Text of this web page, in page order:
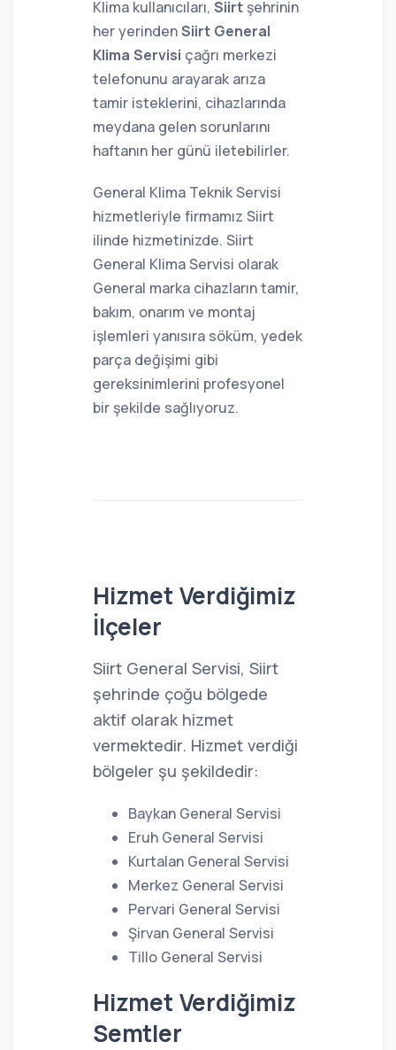
Klima kullanıcıları, Siirt şehrinin
her yerindenSiirt General
Klima Servisi çağrı merkezi
telefonunu arayarak arıza
tamir isteklerini, cihazlarında
meydana gelen sorunlarını
haftanın her günü iletebilirler.
General Klima Teknik Servisi
hizmetleriyle firmamız Siirt
ilinde hizmetinizde. Siirt
General Klima Servisi olarak
General marka cihazların tamir,
bakım, onarım ve montaj
işlemleri yanısıra söküm, yedek
parça değişimi gibi
gereksinimlerini profesyonel
bir şekilde sağlıyoruz.
Hizmet Verdiğimiz
İlçeler
Siirt General Servisi, Siirt
şehrinde çoğu bölgede
aktif olarak hizmet
vermektedir. Hizmet verdiği
bölgeler şu şekildedir:
Baykan General Servisi
Eruh General Servisi
Kurtalan General Servisi
Merkez General Servisi
Pervari General Servisi
Şirvan General Servisi
Tillo General Servisi
Hizmet Verdiğimiz
Semtler